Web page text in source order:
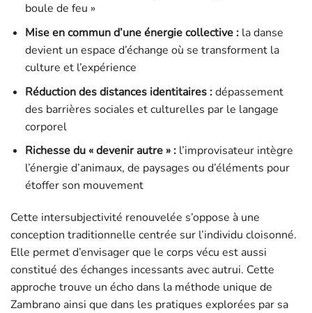
boule de feu »
Mise en commun d’une énergie collective :la danse
devient un espace d’échange où se transforment la
culture et l’expérience
Réduction des distances identitaires :dépassement
des barrières sociales et culturelles par le langage
corporel
Richesse du « devenir autre » :l’improvisateur intègre
l’énergie d’animaux, de paysages ou d’éléments pour
étoffer son mouvement
Cette intersubjectivité renouvelée s’oppose à une
conception traditionnelle centrée sur l’individu cloisonné.
Elle permet d’envisager que le corps vécu est aussi
constitué des échanges incessants avec autrui. Cette
approche trouve un écho dans la méthode unique de
Zambrano ainsi que dans les pratiques explorées par sa